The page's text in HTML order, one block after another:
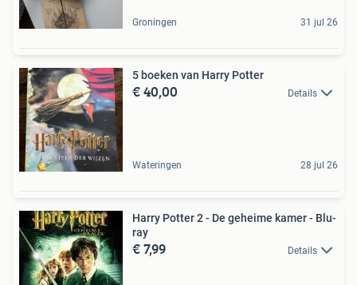
Groningen 31 jul 26
5 boeken van Harry Potter
€ 40,00 Details
Wateringen 28 jul 26
Harry Potter 2 - De geheime kamer - Blu-
ray
€ 7,99 Details